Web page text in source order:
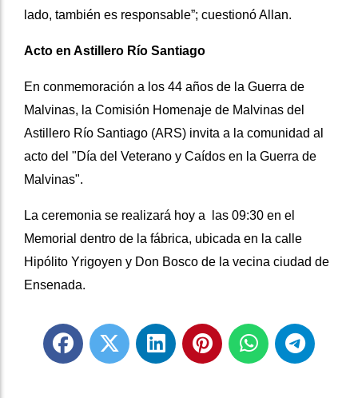
lado, también es responsable”; cuestionó Allan.
Acto en Astillero Río Santiago
En conmemoración a los 44 años de la Guerra de
Malvinas, la Comisión Homenaje de Malvinas del
Astillero Río Santiago (ARS) invita a la comunidad al
acto del "Día del Veterano y Caídos en la Guerra de
Malvinas".
La ceremonia se realizará hoy a
las 09:30 en el
Memorial dentro de la fábrica, ubicada en la calle
Hipólito Yrigoyen y Don Bosco de la vecina ciudad de
Ensenada.